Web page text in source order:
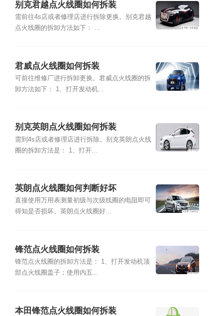
别克君越点火线圈如何拆装
需前往4s店或者修理店进行拆除更换。别克君越
点火线圈的拆卸方法如下： ...
君威点火线圈如何拆装
可前往维修厂进行拆卸更换。君威点火线圈的拆
卸方法如下： 1、打开发动机...
别克英朗点火线圈如何拆装
需到4s店或者修理店进行拆除。别克英朗点火线
圈的拆卸方法是： 1、打开...
英朗点火线圈如何判断好坏
直接使用万用表测量初级与次级线圈的电阻即可
得知是否损坏。英朗点火线圈好...
锋范点火线圈如何拆装
锋范点火线圈的拆卸方法是： 1、打开发动机顶
部点火线圈盖子；使用内五...
本田锋范点火线圈如何拆装